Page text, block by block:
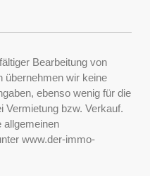
Bearbeitung von
übernehmen wir keine
ebenso wenig für die
Vermietung bzw. Verkauf.
allgemeinen
www.der-immo-